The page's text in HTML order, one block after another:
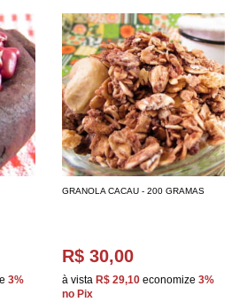
3%
GRANOLA CACAU - 200 GRAMAS
R$ 30,00
à vista R$ 29,10 economize 3%
no Pix